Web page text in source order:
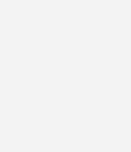
Brandschutz